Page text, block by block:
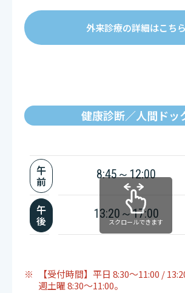
外来診療の詳細はこちら
健康診断／人間ドッ
午
前 8:45～12:00
午
後 13:20～17:00
スクロールできます
【受付時間】平日 8:30～11:00 /
週土曜 8:30～11:00。